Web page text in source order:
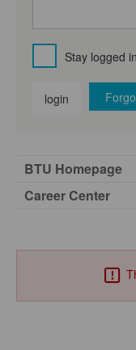
Stay logged in
login
BTU Homepage
Career Center